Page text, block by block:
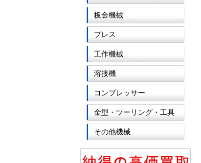
板金機械
プレス
工作機械
溶接機
コンプレッサー
金型・ツーリング・工具
その他機械